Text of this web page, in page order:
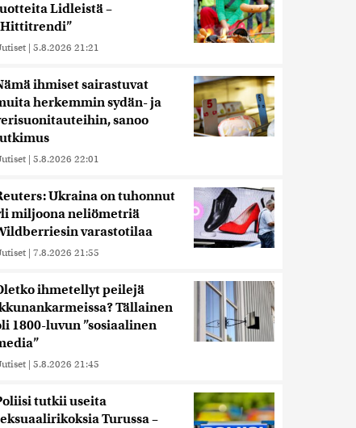
Lidleistä –
| 5.8.2026 21:21
ihmiset sairastuvat
herkemmin sydän- ja
sanoo
| 5.8.2026 22:01
Ukraina on tuhonnut
miljoona neliömetriä
varastotilaa
| 7.8.2026 21:55
ihmetellyt peilejä
Tällainen
1800-luvun ”sosiaalinen
| 5.8.2026 21:45
tutkii useita
Turussa –